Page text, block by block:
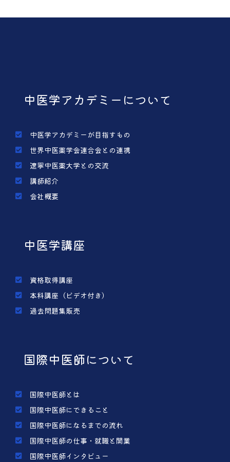
中医学アカデミーについて
中医学アカデミーが目指すもの
世界中医薬学会連合会との連携
遼寧中医薬大学との交流
講師紹介
会社概要
中医学講座
資格取得講座
本科講座（ビデオ付き）
過去問題集販売
国際中医師について
国際中医師とは
国際中医師にできること
国際中医師になるまでの流れ
国際中医師の仕事・就職と開業
国際中医師インタビュー